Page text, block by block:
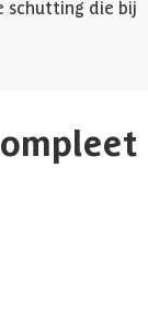
schutting die bij